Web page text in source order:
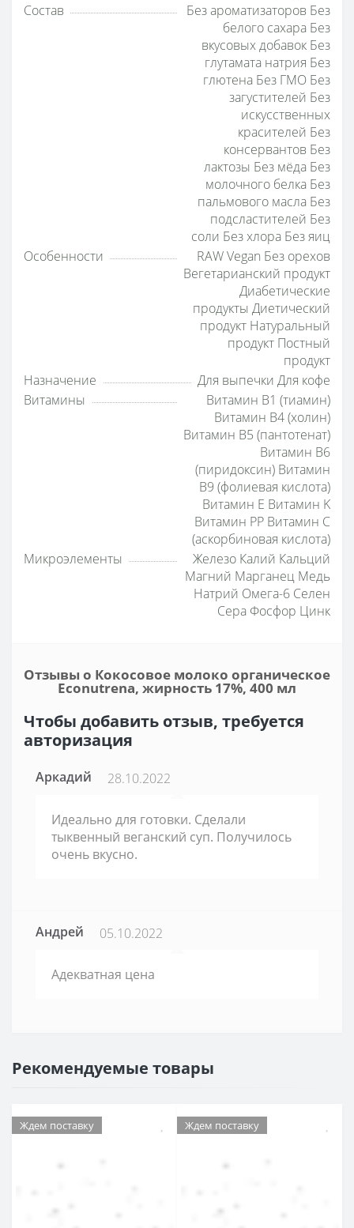
Состав
Без ароматизаторов Без
белого сахара Без
вкусовых добавок Без
глутамата натрия Без
глютена Без ГМО Без
загустителей Без
искусственных
красителей Без
консервантов Без
лактозы Без мёда Без
молочного белка Без
пальмового масла Без
подсластителей Без
соли Без хлора Без яиц
Особенности
RAW Vegan Без орехов
Вегетарианский продукт
Диабетические
продукты Диетический
продукт Натуральный
продукт Постный
продукт
Назначение
Для выпечки Для кофе
Витамины
Витамин B1 (тиамин)
Витамин B4 (холин)
Витамин B5 (пантотенат)
Витамин B6
(пиридоксин) Витамин
B9 (фолиевая кислота)
Витамин E Витамин K
Витамин PP Витамин С
(аскорбиновая кислота)
Микроэлементы
Железо Калий Кальций
Магний Марганец Медь
Натрий Омега-6 Селен
Сера Фосфор Цинк
Отзывы о Кокосовое молоко органическое
Econutrena, жирность 17%, 400 мл
Чтобы добавить отзыв, требуется
авторизация
Аркадий 28.10.2022
Идеально для готовки. Сделали
тыквенный веганский суп. Получилось
очень вкусно.
Андрей 05.10.2022
Адекватная цена
Рекомендуемые товары
Ждем поставку Ждем поставку